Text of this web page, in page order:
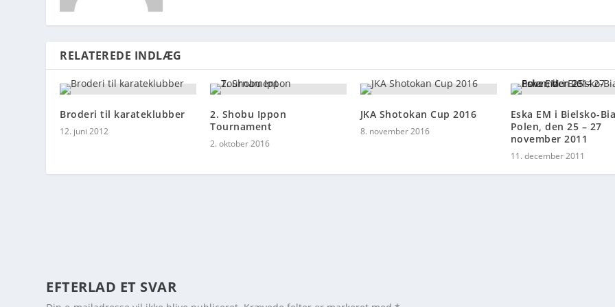
RELATEREDE INDLÆG
Broderi til karateklubber
12. juni 2012
2. Shobu Ippon
Tournament
2. oktober 2016
JKA Shotokan Cup 2016
8. november 2016
Eska EM i Bielsko-
Polen, den 25 – 27
november 2011
11. december 2011
EFTERLAD ET SVAR